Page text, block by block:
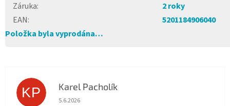
Záruka:
2 roky
EAN:
5201184906040
Položka byla vyprodána…
KP Karel Pacholík
Hodnocení obchodu je 4 z 5 hvězdiček.
5.6.2026